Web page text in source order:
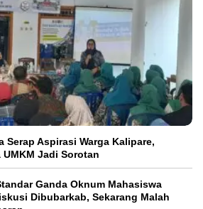
Serap Aspirasi Warga Kalipare,
Jadi Sorotan
Ganda Oknum Mahasiswa
Dibubarkab, Sekarang Malah